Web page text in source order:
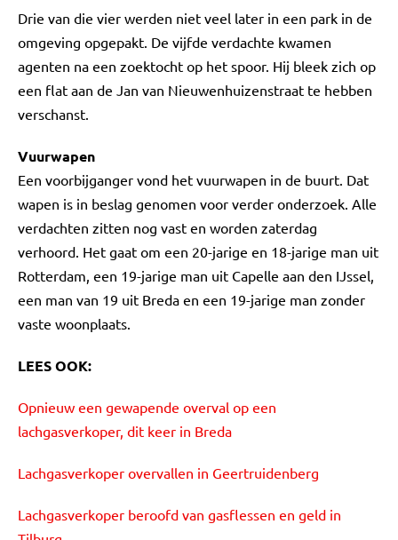
Drie van die vier werden niet veel later in een park in de
omgeving opgepakt. De vijfde verdachte kwamen
agenten na een zoektocht op het spoor. Hij bleek zich op
een flat aan de Jan van Nieuwenhuizenstraat te hebben
verschanst.
Vuurwapen
Een voorbijganger vond het vuurwapen in de buurt. Dat
wapen is in beslag genomen voor verder onderzoek. Alle
verdachten zitten nog vast en worden zaterdag
verhoord. Het gaat om een 20-jarige en 18-jarige man uit
Rotterdam, een 19-jarige man uit Capelle aan den IJssel,
een man van 19 uit Breda en een 19-jarige man zonder
vaste woonplaats.
LEES OOK:
Opnieuw een gewapende overval op een
lachgasverkoper, dit keer in Breda
Lachgasverkoper overvallen in Geertruidenberg
Lachgasverkoper beroofd van gasflessen en geld in